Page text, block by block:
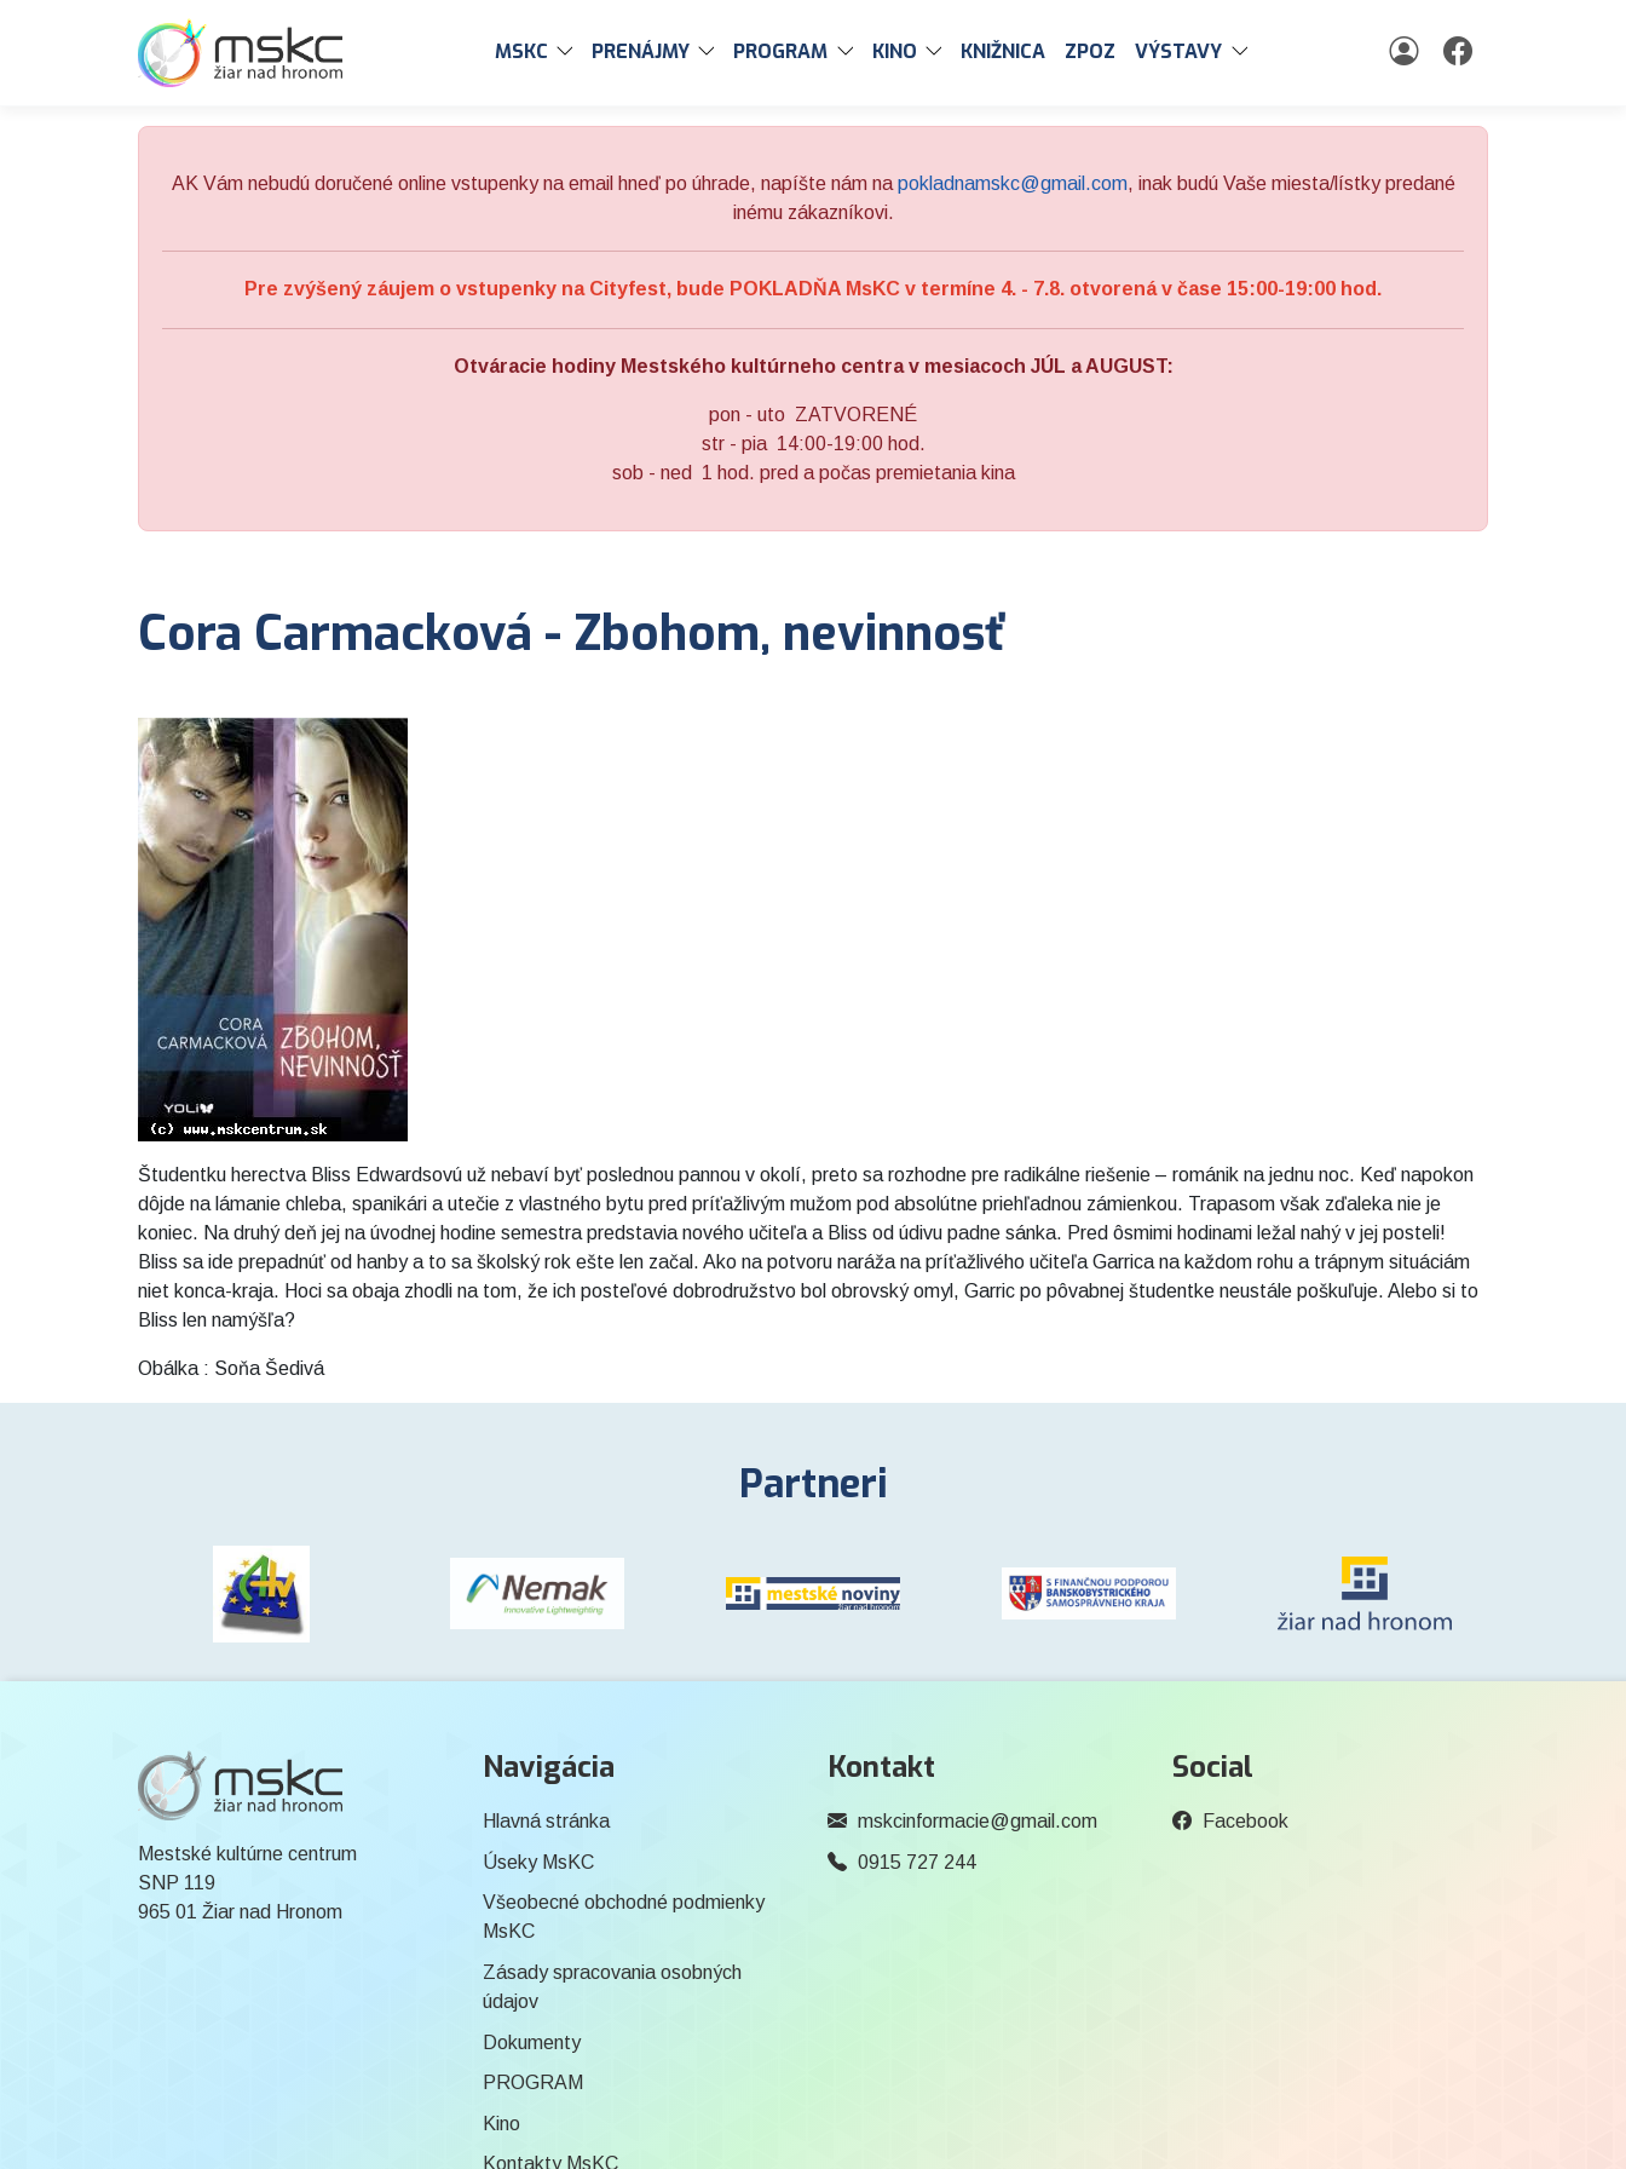
MSKC PRENÁJMY PROGRAM KINO KNIŽNICA ZPOZ VÝSTAVY
AK Vám nebudú doručené online vstupenky na email hneď po úhrade, napíšte nám na pokladnamskc@gmail.com, inak budú Vaše miesta/lístky predané
inému zákazníkovi.
Pre zvýšený záujem o vstupenky na Cityfest, bude POKLADŇA MsKC v termíne 4. - 7.8. otvorená v čase 15:00-19:00 hod.
Otváracie hodiny Mestského kultúrneho centra v mesiacoch JÚL a AUGUST:
pon - uto ZATVORENÉ
str - pia 14:00-19:00 hod.
sob - ned 1 hod. pred a počas premietania kina
Cora Carmacková - Zbohom, nevinnosť
Študentku herectva Bliss Edwardsovú už nebaví byť poslednou pannou v okolí, preto sa rozhodne pre radikálne riešenie – románik na jednu noc. Keď napokon
dôjde na lámanie chleba, spanikári a utečie z vlastného bytu pred príťažlivým mužom pod absolútne priehľadnou zámienkou. Trapasom však zďaleka nie je
koniec. Na druhý deň jej na úvodnej hodine semestra predstavia nového učiteľa a Bliss od údivu padne sánka. Pred ôsmimi hodinami ležal nahý v jej posteli!
Bliss sa ide prepadnúť od hanby a to sa školský rok ešte len začal. Ako na potvoru naráža na príťažlivého učiteľa Garrica na každom rohu a trápnym situáciám
niet konca-kraja. Hoci sa obaja zhodli na tom, že ich posteľové dobrodružstvo bol obrovský omyl, Garric po pôvabnej študentke neustále poškuľuje. Alebo si to
Bliss len namýšľa?
Obálka : Soňa Šedivá
Partneri
Mestské kultúrne centrum
SNP 119
965 01 Žiar nad Hronom
Navigácia
Hlavná stránka
Úseky MsKC
Všeobecné obchodné podmienky
MsKC
Zásady spracovania osobných
údajov
Dokumenty
PROGRAM
Kino
Kontakty MsKC
Kontakt
mskcinformacie@gmail.com
0915 727 244
Social
Facebook